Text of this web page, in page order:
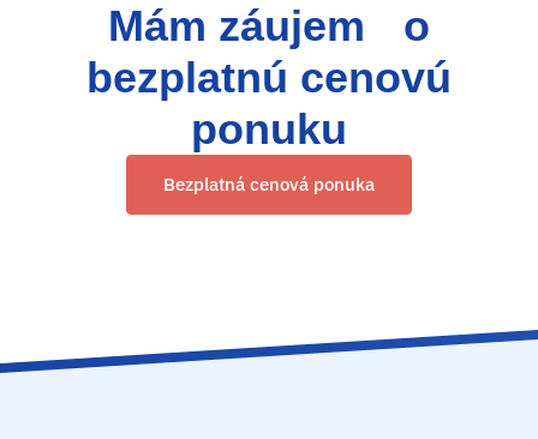
Mám záujem o
bezplatnú cenovú
ponuku
Bezplatná cenová ponuka